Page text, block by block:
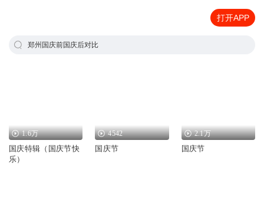
打开APP
郑州国庆前国庆后对比
1.6万
国庆特辑（国庆节快
乐）
4542
国庆节
2.1万
国庆节